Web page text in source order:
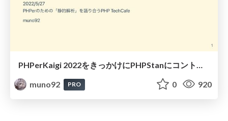
muno92
PRO 0 920